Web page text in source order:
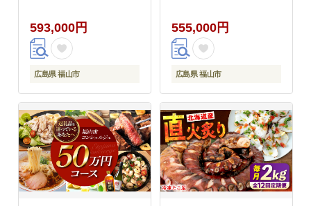
会社心石工芸
[BABV010]
593,000円
広島県 福山市
555,000円
広島県 福山市